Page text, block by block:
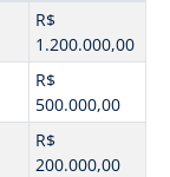
R$
1.200.000,00
R$
500.000,00
R$
200.000,00